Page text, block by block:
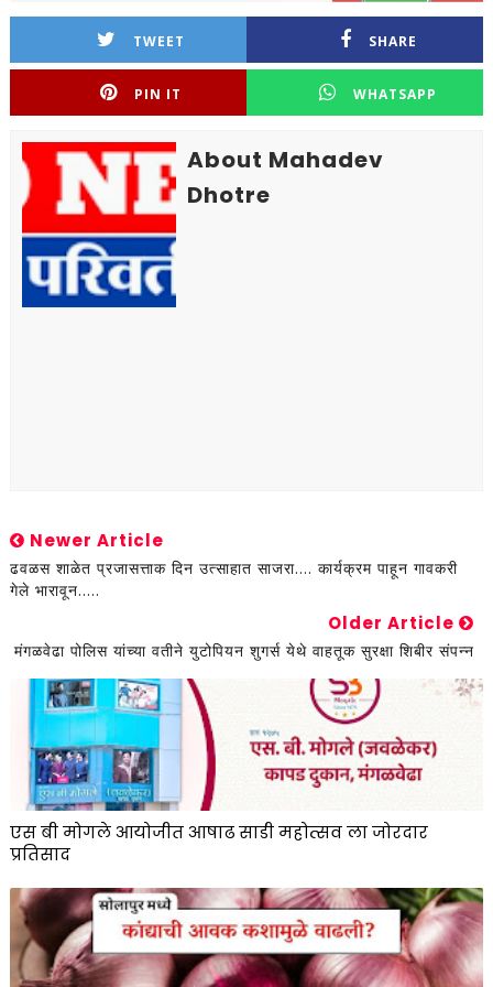
TWEET SHARE
PIN IT WHATSAPP
About Mahadev
Dhotre
Newer Article
ढवळस शाळेत प्रजासत्ताक दिन उत्साहात साजरा.... कार्यक्रम पाहून गावकरी
गेले भारावून.....
Older Article
मंगळवेढा पोलिस यांच्या वतीने युटोपियन शुगर्स येथे वाहतूक सुरक्षा शिबीर संपन्न
एस बी मोगले आयोजीत आषाढ साडी महोत्सव ला जोरदार
प्रतिसाद